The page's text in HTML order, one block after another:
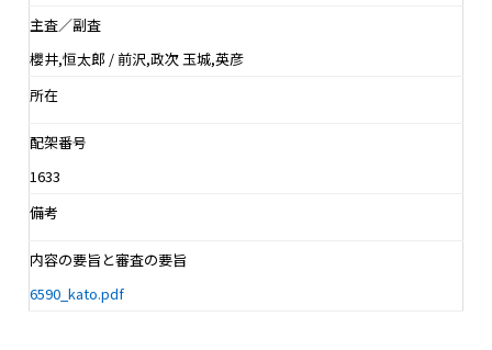
主査／副査
櫻井,恒太郎 / 前沢,政次 玉城,英彦
所在
配架番号
1633
備考
内容の要旨と審査の要旨
6590_kato.pdf